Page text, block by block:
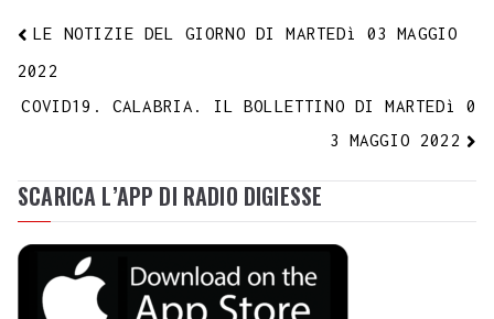
LE NOTIZIE DEL GIORNO DI MARTEDì 03 MAGGIO
2022
COVID19. CALABRIA. IL BOLLETTINO DI MARTEDì 0
3 MAGGIO 2022
SCARICA L’APP DI RADIO DIGIESSE